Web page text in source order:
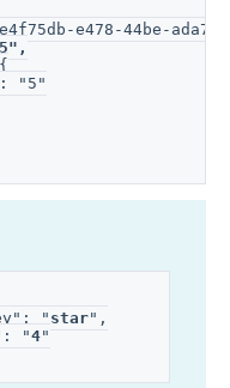
e478-44be-ada7-
"5"
"
star",
"
4"